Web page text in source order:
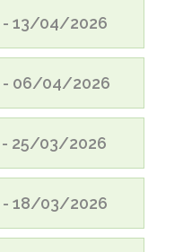
- 13/04/2026
- 06/04/2026
- 25/03/2026
- 18/03/2026